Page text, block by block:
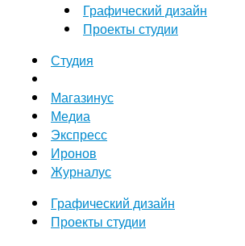
Графический дизайн
Проекты студии
Студия
Магазинус
Медиа
Экспресс
Иронов
Журналус
Графический дизайн
Проекты студии